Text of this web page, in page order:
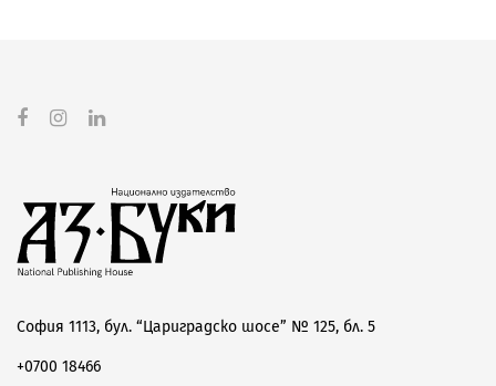
София 1113, бул. “Цариградско шосе” № 125, бл. 5
+0700 18466